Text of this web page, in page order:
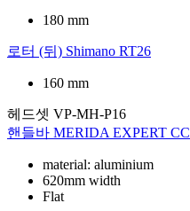
180 mm
로터 (뒤) Shimano RT26
160 mm
헤드셋 VP-MH-P16
핸들바 MERIDA EXPERT CC
material: aluminium
620mm width
Flat